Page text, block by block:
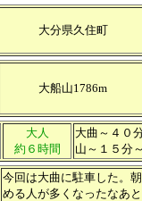
大分県久住町
大船山1786m
大人
約６時間
大曲～４０
山～１５分
今回は大曲に駐車した。
める人が多くなったなあ